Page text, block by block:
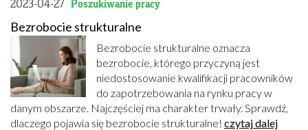
2023-04-27 Poszukiwanie pracy
Bezrobocie strukturalne
Bezrobocie strukturalne oznacza
bezrobocie, którego przyczyną jest
niedostosowanie kwalifikacji pracowników
do zapotrzebowania na rynku pracy w
danym obszarze. Najczęściej ma charakter trwały. Sprawdź,
dlaczego pojawia się bezrobocie strukturalne! czytaj dalej